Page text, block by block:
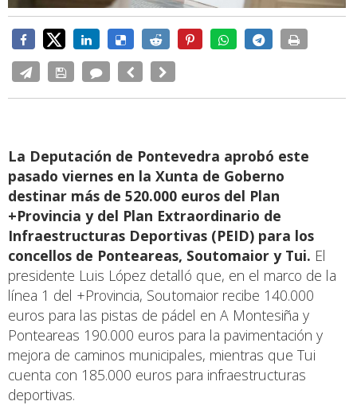
La Deputación de Pontevedra aprobó este
pasado viernes en la Xunta de Goberno
destinar más de 520.000 euros del Plan
+Provincia y del Plan Extraordinario de
Infraestructuras Deportivas (PEID) para los
concellos de Ponteareas, Soutomaior y Tui. El
presidente Luis López detalló que, en el marco de la
línea 1 del +Provincia, Soutomaior recibe 140.000
euros para las pistas de pádel en A Montesiña y
Ponteareas 190.000 euros para la pavimentación y
mejora de caminos municipales, mientras que Tui
cuenta con 185.000 euros para infraestructuras
deportivas.